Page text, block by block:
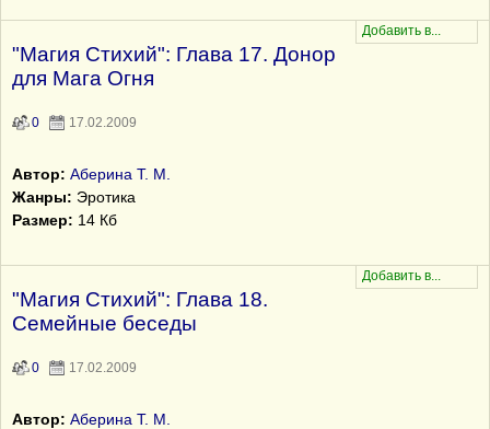
"Магия Стихий": Глава 17. Донор
для Мага Огня
0 17.02.2009
Автор: Аберина Т. М.
Жанры: Эротика
Размер: 14 Кб
"Магия Стихий": Глава 18.
Семейные беседы
0 17.02.2009
Автор: Аберина Т. М.